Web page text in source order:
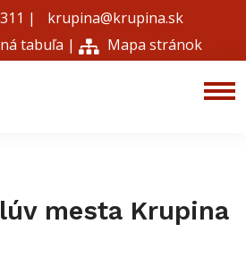
|
krupina@krupina.sk
tabuľa | Mapa stránok
mesta Krupina